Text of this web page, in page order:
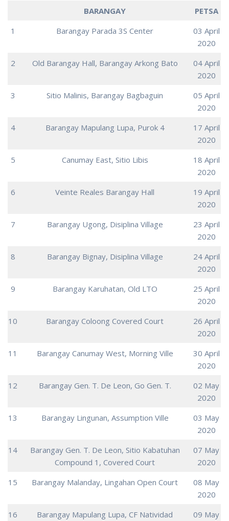
BARANGAY
PETSA
1
Barangay Parada 3S Center
03 April
2020
2
Old Barangay Hall, Barangay Arkong Bato
04 April
2020
3
Sitio Malinis, Barangay Bagbaguin
05 April
2020
4
Barangay Mapulang Lupa, Purok 4
17 April
2020
5
Canumay East, Sitio Libis
18 April
2020
6
Veinte Reales Barangay Hall
19 April
2020
7
Barangay Ugong, Disiplina Village
23 April
2020
8
Barangay Bignay, Disiplina Village
24 April
2020
9
Barangay Karuhatan, Old LTO
25 April
2020
10
Barangay Coloong Covered Court
26 April
2020
11
Barangay Canumay West, Morning Ville
30 April
2020
12
Barangay Gen. T. De Leon, Go Gen. T.
02 May
2020
13
Barangay Lingunan, Assumption Ville
03 May
2020
14
Barangay Gen. T. De Leon, Sitio Kabatuhan
Compound 1, Covered Court
07 May
2020
15
Barangay Malanday, Lingahan Open Court
08 May
2020
16
Barangay Mapulang Lupa, CF Natividad
09 May